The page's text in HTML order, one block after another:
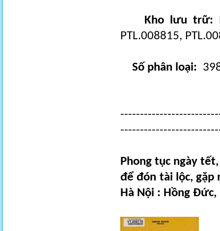
Kho lưu trữ:
PTL.008815,
Số phân loại:
Phong tục ngày
để đón tài lộc, gặp
Hà Nội : Hồng